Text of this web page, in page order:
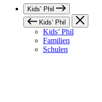
Kids’ Phil
Kids’ Phil
Kids’ Phil
Familien
Schulen